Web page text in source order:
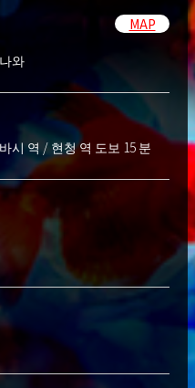
와
MAP
시 역 / 현청 역 도보 15 분